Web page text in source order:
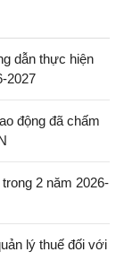
dẫn thực hiện
2027
động đã chấm
2 năm 2026-
lý thuế đối với